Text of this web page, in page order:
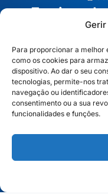
Para proporcionar a melhor
como os cookies para
dispositivo. Ao dar o seu
tecnologias, permite-nos
navegação ou
consentimento ou a sua
funcionalidades e funções.
Equipas
EUA
Dubai
México
Espanha